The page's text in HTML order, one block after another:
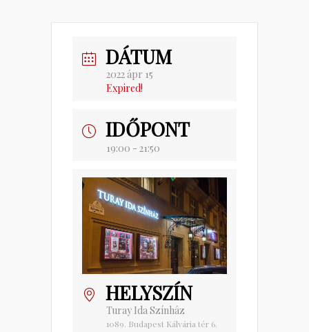
DÁTUM
2022 ápr 15
Expired!
IDŐPONT
19:00 - 21:50
HELYSZÍN
Turay Ida Színház
1089. Budapest Kálvária tér 6.